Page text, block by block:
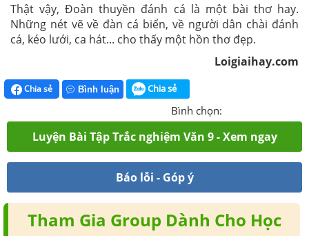
Thật vậy, Đoàn thuyền đánh cá là một bài thơ hay.
Những nét vẽ về đàn cá biển, về người dân chài đánh
cá, kéo lưới, ca hát... cho thấy một hồn thơ đẹp.
Loigiaihay.com
Chia sẻ Bình luận Chia sẻ
Bình chọn:
Luyện Bài Tập Trắc nghiệm Văn 9 - Xem ngay
Báo lỗi - Góp ý
Tham Gia Group Dành Cho Học